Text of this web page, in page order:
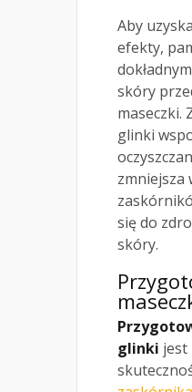
Aby
efekty,
skóry
maseczki.
glinki
zmniejsza
się do
skóry.
glinki jest